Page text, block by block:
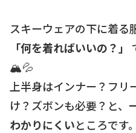
スキーウェアの下に着る
「何を着ればいいの？」
🏔️💦
上半身はインナー？フ
け？ズボンも必要？と、
わかりにくいところです。